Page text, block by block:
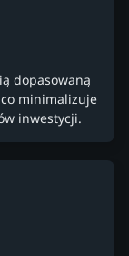
dopasowaną
minimalizuje
inwestycji.